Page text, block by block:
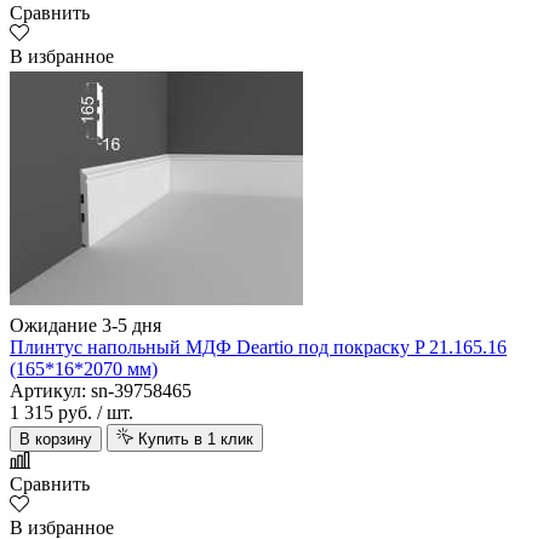
Сравнить
В избранное
Ожидание 3-5 дня
Плинтус напольный МДФ Deartio под покраску P 21.165.16
(165*16*2070 мм)
Артикул: sn-39758465
1 315 руб. / шт.
В корзину Купить в 1 клик
Сравнить
В избранное